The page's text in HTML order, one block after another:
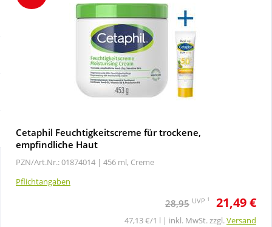
Täglich gut versorgt
Körperpflege & Kosmetik
Nahrungsergänzung
Natur & Homöopathie
Cetaphil Feuchtigkeitscreme für trockene,
empfindliche Haut
PZN/Art.Nr.: 01874014 | 456 ml, Creme
Pflichtangaben
28,95 UVP 1 21,49 €
47,13 €/1 l | inkl. MwSt. zzgl.Versand